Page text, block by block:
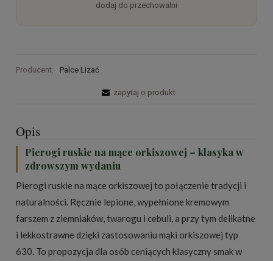
dodaj do przechowalni
Producent: Palce Lizać
zapytaj o produkt
Opis
Pierogi ruskie na mące orkiszowej – klasyka w
zdrowszym wydaniu
Pierogi ruskie na mące orkiszowej to połączenie tradycji i
naturalności. Ręcznie lepione, wypełnione kremowym
farszem z ziemniaków, twarogu i cebuli, a przy tym delikatne
i lekkostrawne dzięki zastosowaniu mąki orkiszowej typ
630. To propozycja dla osób ceniących klasyczny smak w